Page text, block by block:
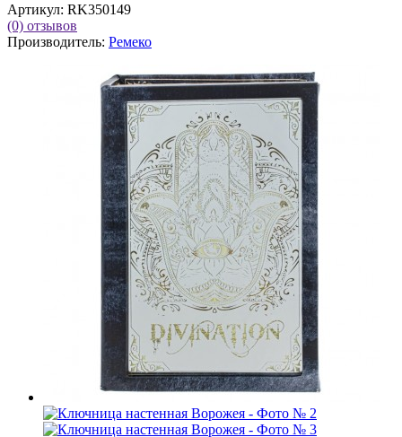
Артикул: RK350149
(0) отзывов
Производитель: Ремеко